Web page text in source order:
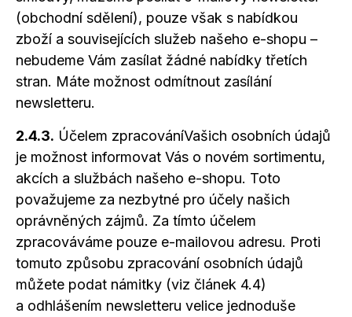
(obchodní sdělení), pouze však s nabídkou
zboží a souvisejících služeb našeho e-shopu –
nebudeme Vám zasílat žádné nabídky třetích
stran. Máte možnost odmítnout zasílání
newsletteru.
2.4.3. Účelem zpracováníVašich osobních údajů
je možnost informovat Vás o novém sortimentu,
akcích a službách našeho e-shopu. Toto
považujeme za nezbytné pro účely našich
oprávněných zájmů. Za tímto účelem
zpracováváme pouze e-mailovou adresu. Proti
tomuto způsobu zpracování osobních údajů
můžete podat námitky (viz článek 4.4)
a odhlášením newsletteru velice jednoduše